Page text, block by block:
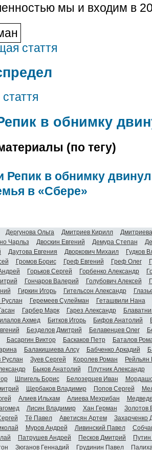
мы и входим в
стаття
в обнимку
(по тегу)
Репик в обнимку
в «Сбере»
Дергунова Ольга Дмитриев Кирилл
Чарльз
Двоскин Евгений Демура Степан
Даутова Евгения Дворкович Михаил
Гудков
Громов Борис Греф Евгений Греф Олег
Горьков Сергей Горбенко Александр
Гончаров Валерий Голубович Алексей
Гиркин Игорь Гительсон Александр
Руслан
Геремеев Сулейман
Геташвили Нана
Гарбер Марк Гарез Александр
Ахмед Битков Игорь Бифов Анатолий
Безделов Дмитрий Белавенцев Олег
Басаргин Виктор Баскаков Петр
Баталов
Балакишиева Алсу Бабченко Аркадий
Руслан
Зуев Сергей Королев Роман
Быков Анатолий Плутник Александр
Шпигель Борис Белозерцев Иван
Щербаков Владимир Попов Сергей
Алиев Ильхам Алиева Мехрибан
Лисин Владимир Хан Герман
Золотов
Тё Павел Аветисян Артем
Захарченко
Муров Андрей Ливинский Павел
Патрушев Андрей Песков Дмитрий
Зюганов Геннадий Грудинин Павел